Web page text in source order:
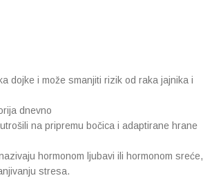
dojke i može smanjiti rizik od raka jajnika i
dnevno
na pripremu bočica i adaptirane hrane
hormonom ljubavi ili hormonom sreće,
stresa.